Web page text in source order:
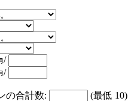
/
/
の合計数:
(最低 10)